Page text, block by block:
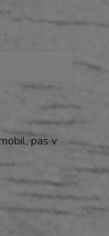
pas v